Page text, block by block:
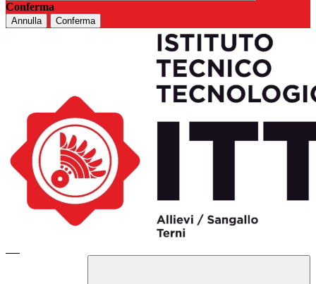
Conferma
Annulla Conferma